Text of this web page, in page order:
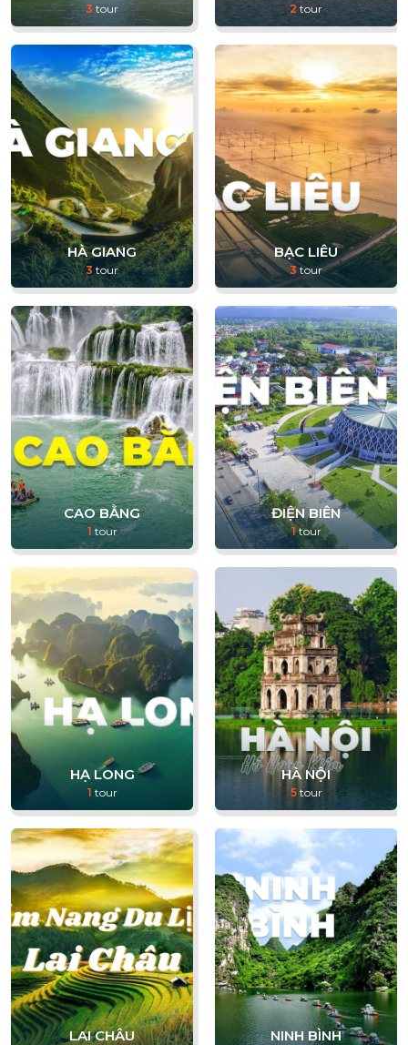
3 tour 2 tour
HÀ GIANG
3 tour
BẠC LIÊU
3tour
CAO BẰNG
1 tour
ĐIỆN BIÊN
1tour
HẠ LONG
1 tour
HÀ NỘI
5tour
LAI CHÂU NINH BÌNH